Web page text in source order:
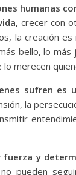
humanas
crecer con
la creación
bello, lo
lo merecen
sufren es
la
fuerza y
pueden